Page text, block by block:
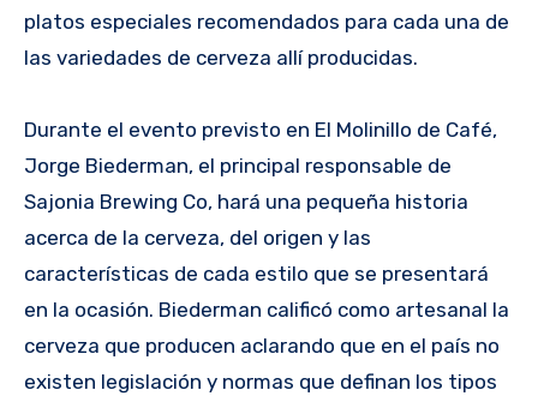
platos especiales recomendados para cada una de
las variedades de cerveza allí producidas.
Durante el evento previsto en El Molinillo de Café,
Jorge Biederman, el principal responsable de
Sajonia Brewing Co, hará una pequeña historia
acerca de la cerveza, del origen y las
características de cada estilo que se presentará
en la ocasión. Biederman calificó como artesanal la
cerveza que producen aclarando que en el país no
existen legislación y normas que definan los tipos